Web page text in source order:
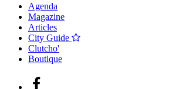
Agenda
Magazine
Articles
City Guide
Clutcho'
Boutique